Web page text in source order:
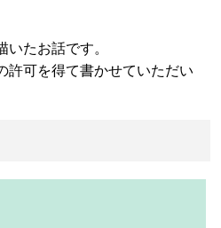
たお話です。
可を得て書かせていただい